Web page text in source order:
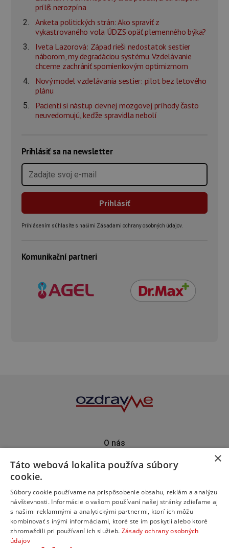
príliš nerozpína
Anketa politických strán: Ako spraviť z
vykastrovaného vola ÚDZS opäť plemenného býka?
Iveta Lazorová: Západ rieši nedostatok sestier
náborom, my degradáciou systému. Vzdelávanie
chceme zachrániť spomienkovým optimizmom
Nový model vzdelávania sestier: pilot bez letového
plánu
Pacienti si nástup cievnej mozgovej príhody často
neuvedomujú, keďže spravidla nebolí
Prihlásiť sa na newsletter
Prihlásením súhlasíte s našimi Zásadami ochrany osobných údajov.
Komunikační partneri
O nás
Predplatné
Podporte nás
×
Táto webová lokalita používa súbory
cookie.
Súbory cookie používame na prispôsobenie obsahu, reklám a analýzu
návštevnosti. Informácie o vašom používaní našej stránky zdieľame aj
s našimi reklamnými a analytickými partnermi, ktorí ich môžu
kombinovať s inými informáciami, ktoré ste im poskytli alebo ktoré
zhromaždili pri používaní ich služieb. Zásady ochrany osobných
údajov